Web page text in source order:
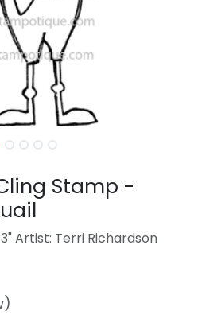
Stamp -
Artist: Terri Richardson